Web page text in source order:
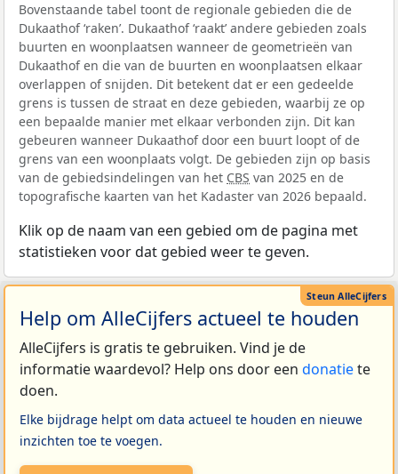
Bovenstaande tabel toont de regionale gebieden die de
Dukaathof ‘raken’. Dukaathof ‘raakt’ andere gebieden zoals
buurten en woonplaatsen wanneer de geometrieën van
Dukaathof en die van de buurten en woonplaatsen elkaar
overlappen of snijden. Dit betekent dat er een gedeelde
grens is tussen de straat en deze gebieden, waarbij ze op
een bepaalde manier met elkaar verbonden zijn. Dit kan
gebeuren wanneer Dukaathof door een buurt loopt of de
grens van een woonplaats volgt. De gebieden zijn op basis
van de gebiedsindelingen van het CBS van 2025 en de
topografische kaarten van het Kadaster van 2026 bepaald.
Klik op de naam van een gebied om de pagina met
statistieken voor dat gebied weer te geven.
Help om AlleCijfers actueel te houden
AlleCijfers is gratis te gebruiken. Vind je de
informatie waardevol? Help ons door een donatiete
doen.
Elke bijdrage helpt om data actueel te houden en nieuwe
inzichten toe te voegen.